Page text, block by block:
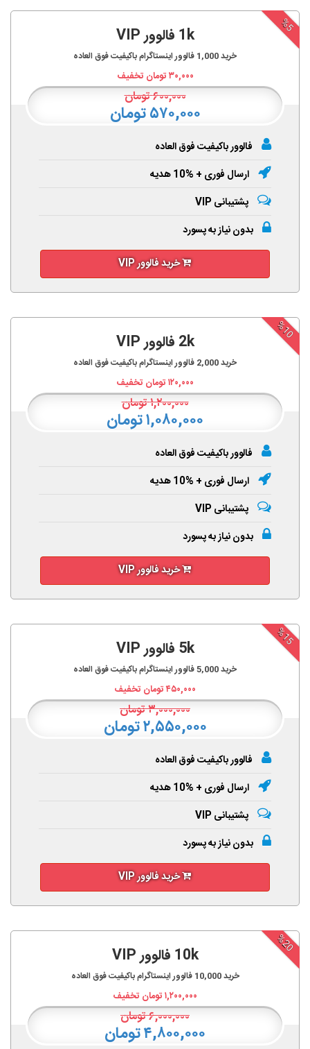
%5 1k فالوور VIP
خرید1,000 فالوور اینستاگرام باکیفیت فوق العاده
۳۰,۰۰۰تومان تخفیف
۶۰۰,۰۰۰تومان
۵۷۰,۰۰۰ تومان
فالوور باکیفیت فوق العاده
ارسال فوری + %10 هدیه
پشتیبانی VIP
بدون نیاز به پسورد
خرید فالوور VIP
%10
2k فالوور VIP
خرید2,000 فالوور اینستاگرام باکیفیت فوق العاده
۱۲۰,۰۰۰تومان تخفیف
۱,۲۰۰,۰۰۰تومان
۱,۰۸۰,۰۰۰ تومان
فالوور باکیفیت فوق العاده
ارسال فوری + %10 هدیه
پشتیبانی VIP
بدون نیاز به پسورد
خرید فالوور VIP
%15
5k فالوور VIP
خرید5,000فالوور اینستاگرام باکیفیت فوق العاده
۴۵۰,۰۰۰تومان تخفیف
۳,۰۰۰,۰۰۰تومان
۲,۵۵۰,۰۰۰ تومان
فالوور باکیفیت فوق العاده
ارسال فوری + %10 هدیه
پشتیبانی VIP
بدون نیاز به پسورد
خرید فالوور VIP
%20
10k فالوور VIP
خرید10,000 فالوور اینستاگرام باکیفیت فوق العاده
۱,۲۰۰,۰۰۰تومان تخفیف
۶,۰۰۰,۰۰۰تومان
۴,۸۰۰,۰۰۰ تومان